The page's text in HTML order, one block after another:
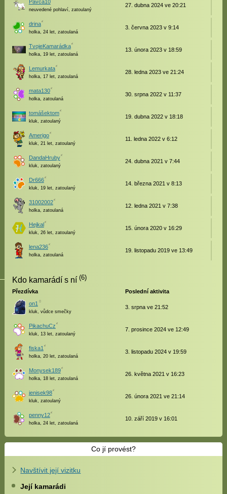
Pavca10
neuvedené pohlaví, zatoulaný
27. dubna 2024 ve 20:21
drina
holka, 24 let, zatoulaná
3. června 2023 v 9:14
TvojeKamarádka
holka, 19 let, zatoulaná
13. února 2023 v 18:59
Lemurkata
holka, 17 let, zatoulaná
28. ledna 2023 ve 21:24
mata130
holka, zatoulaná
30. srpna 2022 v 11:37
tomášektom
kluk, zatoulaný
19. dubna 2022 v 18:18
Amerigo
kluk, 21 let, zatoulaný
11. ledna 2022 v 6:12
DandaHruby
kluk, zatoulaný
24. dubna 2021 v 7:44
Dr666
kluk, 19 let, zatoulaný
14. března 2021 v 8:13
31002002
holka, zatoulaná
12. ledna 2021 v 7:38
Hejkal
kluk, 26 let, zatoulaný
15. února 2020 v 16:29
lena236
holka, zatoulaná
19. listopadu 2019 ve 13:49
Kdo kamarádí s ní(6)
Přezdívka Poslední aktivita
on1
kluk, vůdce smečky
3. srpna ve 21:52
PikachuCz
kluk, 13 let, zatoulaný
7. prosince 2024 ve 12:49
fiska1
holka, 20 let, zatoulaná
3. listopadu 2024 v 19:59
Monysek189
holka, 18 let, zatoulaná
26. května 2021 v 16:23
jenisek98
kluk, zatoulaný
26. února 2021 ve 21:14
penny12
holka, 24 let, zatoulaná
10. září 2019 v 16:01
Co jí provést?
Navštívit její vizitku
Její kamarádi